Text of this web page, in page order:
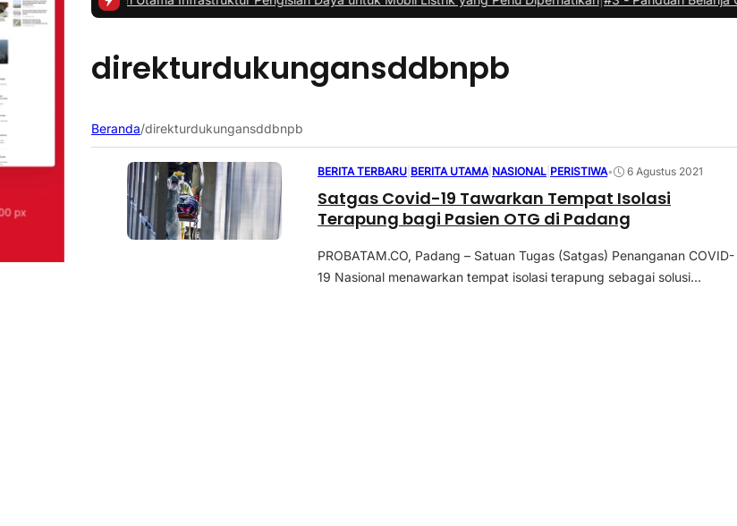
direkturdukungansddbnpb
Beranda/direkturdukungansddbnpb
BERITA TERBARU BERITA UTAMA NASIONAL PERISTIWA• 6 Agustus 2021
Satgas Covid-19 Tawarkan Tempat Isolasi
Terapung bagi Pasien OTG di Padang
PROBATAM.CO, Padang – Satuan Tugas (Satgas) Penanganan COVID-
19 Nasional menawarkan tempat isolasi terapung sebagai solusi...